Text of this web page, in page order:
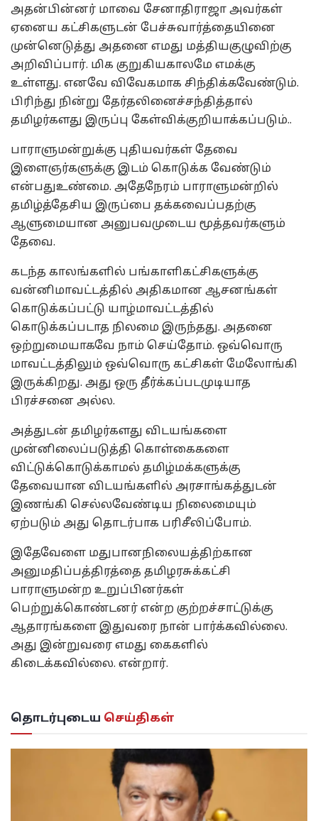
அதன்பின்னர் மாவை சேனாதிராஜா அவர்கள்
ஏனைய கட்சிகளுடன் பேச்சுவார்த்தையினை
முன்னெடுத்து அதனை எமது மத்தியகுழுவிற்கு
அறிவிப்பார். மிக குறுகியகாலமே எமக்கு
உள்ளது. எனவே விவேகமாக சிந்திக்கவேண்டும்.
பிரிந்து நின்று தேர்தலினைச்சந்தித்தால்
தமிழர்களது இருப்பு கேள்விக்குறியாக்கப்படும்..
பாராளுமன்றுக்கு புதியவர்கள் தேவை
இளைஞர்களுக்கு இடம் கொடுக்க வேண்டும்
என்பதுஉண்மை. அதேநேரம் பாராளுமன்றில்
தமிழ்த்தேசிய இருப்பை தக்கவைப்பதற்கு
ஆளுமையான அனுபவமுடைய மூத்தவர்களும்
தேவை.
கடந்த காலங்களில் பங்காளிகட்சிகளுக்கு
வன்னிமாவட்டத்தில் அதிகமான ஆசனங்கள்
கொடுக்கப்பட்டு யாழ்மாவட்டத்தில்
கொடுக்கப்படாத நிலமை இருந்தது. அதனை
ஒற்றுமையாகவே நாம் செய்தோம். ஒவ்வொரு
மாவட்டத்திலும் ஒவ்வொரு கட்சிகள் மேலோங்கி
இருக்கிறது. அது ஒரு தீர்க்கப்படமுடியாத
பிரச்சனை அல்ல.
அத்துடன் தமிழர்களது விடயங்களை
முன்னிலைப்படுத்தி கொள்கைகளை
விட்டுக்கொடுக்காமல் தமிழ்மக்களுக்கு
தேவையான விடயங்களில் அரசாங்கத்துடன்
இணங்கி செல்லவேண்டிய நிலைமையும்
ஏற்படும் அது தொடர்பாக பரிசீலிப்போம்.
இதேவேளை மதுபானநிலையத்திற்கான
அனுமதிப்பத்திரத்தை தமிழரசுக்கட்சி
பாராளுமன்ற உறுப்பினர்கள்
பெற்றுக்கொண்டனர் என்ற குற்றச்சாட்டுக்கு
ஆதாரங்களை இதுவரை நான் பார்க்கவில்லை.
அது இன்றுவரை எமது கைகளில்
கிடைக்கவில்லை. என்றார்.
தொடர்புடைய செய்திகள்